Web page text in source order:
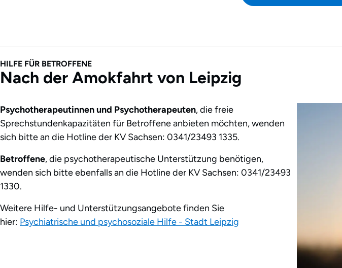
HILFE FÜR BETROFFENE
Nach der Amokfahrt von Leipzig
Psychotherapeutinnen und Psychotherapeuten, die freie
Sprechstundenkapazitäten für Betroffene anbieten möchten, wenden
sich bitte an die Hotline der KV Sachsen: 0341/23493 1335.
Betroffene, die psychotherapeutische Unterstützung benötigen,
wenden sich bitte ebenfalls an die Hotline der KV Sachsen: 0341/23493
1330.
Weitere Hilfe- und Unterstützungsangebote finden Sie
hier: Psychiatrische und psychosoziale Hilfe - Stadt Leipzig